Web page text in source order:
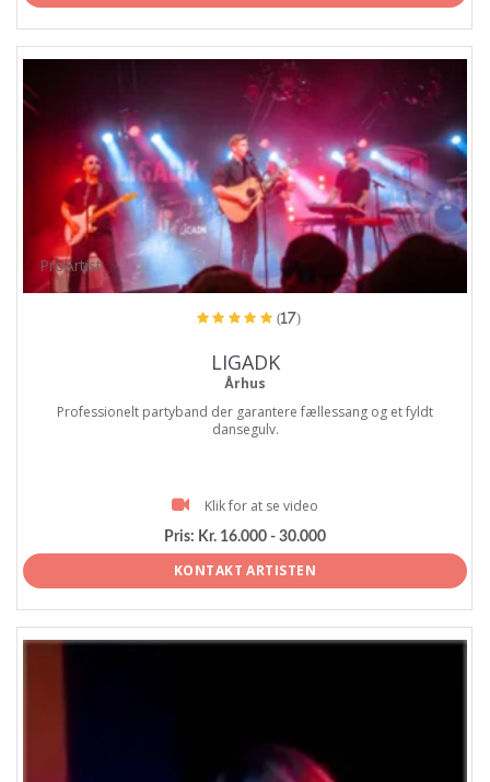
ProArtist
(17)
LIGADK
Århus
Professionelt partyband der garantere fællessang og et fyldt
dansegulv.
Klik for at se video
Pris: Kr. 16.000 - 30.000
KONTAKT ARTISTEN